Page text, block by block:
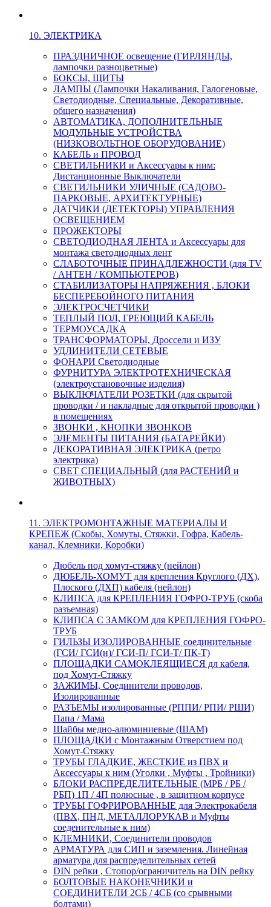
10. ЭЛЕКТРИКА
ПРАЗДНИЧНОЕ освещение (ГИРЛЯНДЫ,
лампочки разноцветные)
БОКСЫ, ЩИТЫ
ЛАМПЫ (Лампочки Накаливания, Галогеновые,
Светодиодные, Специальные, Декоративные,
общего назначения)
АВТОМАТИКА, ДОПОЛНИТЕЛЬНЫЕ
МОДУЛЬНЫЕ УСТРОЙСТВА
(НИЗКОВОЛЬТНОЕ ОБОРУДОВАНИЕ)
КАБЕЛЬ и ПРОВОД
СВЕТИЛЬНИКИ и Аксессуары к ним:
Дистанционные Выключатели
СВЕТИЛЬНИКИ УЛИЧНЫЕ (САДОВО-
ПАРКОВЫЕ, АРХИТЕКТУРНЫЕ)
ДАТЧИКИ (ДЕТЕКТОРЫ) УПРАВЛЕНИЯ
ОСВЕЩЕНИЕМ
ПРОЖЕКТОРЫ
СВЕТОДИОДНАЯ ЛЕНТА и Аксессуары для
монтажа светодиодных лент
СЛАБОТОЧНЫЕ ПРИНАДЛЕЖНОСТИ (для TV
/ АНТЕН / КОМПЬЮТЕРОВ)
СТАБИЛИЗАТОРЫ НАПРЯЖЕНИЯ , БЛОКИ
БЕСПЕРЕБОЙНОГО ПИТАНИЯ
ЭЛЕКТРОСЧЕТЧИКИ
ТЕПЛЫЙ ПОЛ, ГРЕЮЩИЙ КАБЕЛЬ
ТЕРМОУСАДКА
ТРАНСФОРМАТОРЫ, Дроссели и ИЗУ
УДЛИНИТЕЛИ СЕТЕВЫЕ
ФОНАРИ Светодиодные
ФУРНИТУРА ЭЛЕКТРОТЕХНИЧЕСКАЯ
(электроустановочные изделия)
ВЫКЛЮЧАТЕЛИ РОЗЕТКИ (для скрытой
проводки / и накладные для открытой проводки )
в помещениях
ЗВОНКИ , КНОПКИ ЗВОНКОВ
ЭЛЕМЕНТЫ ПИТАНИЯ (БАТАРЕЙКИ)
ДЕКОРАТИВНАЯ ЭЛЕКТРИКА (ретро
электрика)
СВЕТ СПЕЦИАЛЬНЫЙ (для РАСТЕНИЙ и
ЖИВОТНЫХ)
11. ЭЛЕКТРОМОНТАЖНЫЕ МАТЕРИАЛЫ И
КРЕПЕЖ (Скобы, Хомуты, Стяжки, Гофра, Кабель-
канал, Клемники, Коробки)
Дюбель под хомут-стяжку (нейлон)
ДЮБЕЛЬ-ХОМУТ для крепления Круглого (ДХ),
Плоского (ДХП) кабеля (нейлон)
КЛИПСА для КРЕПЛЕНИЯ ГОФРО-ТРУБ (скоба
разъемная)
КЛИПСА С ЗАМКОМ для КРЕПЛЕНИЯ ГОФРО-
ТРУБ
ГИЛЬЗЫ ИЗОЛИРОВАННЫЕ соединительные
(ГСИ/ ГСИ(н)/ ГСИ-П/ ГСИ-Т/ ПК-Т)
ПЛОЩАДКИ САМОКЛЕЯЩИЕСЯ дл кабеля,
под Хомут-Стяжку
ЗАЖИМЫ, Соединители проводов,
Изолированные
РАЗЪЕМЫ изолированные (РППИ/ РПИ/ РШИ)
Папа / Мама
Шайбы медно-алюминиевые (ШАМ)
ПЛОЩАДКИ с Монтажным Отверстием под
Хомут-Стяжку
ТРУБЫ ГЛАДКИЕ, ЖЕСТКИЕ из ПВХ и
Аксессуары к ним (Уголки , Муфты , Тройники)
БЛОКИ РАСПРЕДЕЛИТЕЛЬНЫЕ (МРБ / РБ /
РБП) 1П / 4П полюсные , в защитном корпусе
ТРУБЫ ГОФРИРОВАННЫЕ для Электрокабеля
(ПВХ, ПНД, МЕТАЛЛОРУКАВ и Муфты
соеденительные к ним)
КЛЕМНИКИ, Соединители проводов
АРМАТУРА для СИП и заземления. Линейная
арматура для распределительных сетей
DIN рейки , Стопор/ограничитель на DIN рейку
БОЛТОВЫЕ НАКОНЕЧНИКИ и
СОЕДИНИТЕЛИ 2СБ / 4СБ (со срывными
болтами)